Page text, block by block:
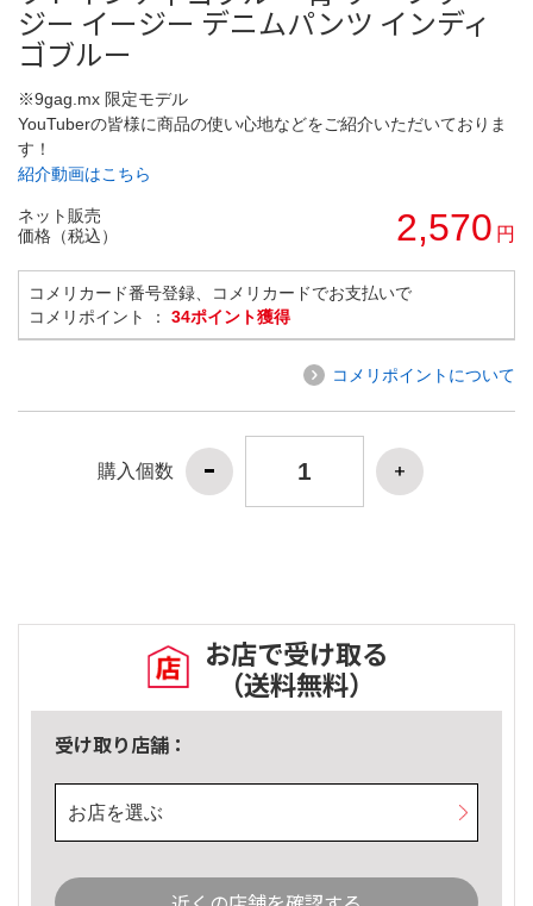
ジー イージー デニムパンツ インディ
ゴブルー
※9gag.mx 限定モデル
YouTuberの皆様に商品の使い心地などをご紹介いただいておりま
す！
紹介動画はこちら
ネット販売
価格（税込）
2,570 円
コメリカード番号登録、コメリカードでお支払いで
コメリポイント ： 34ポイント獲得
コメリポイントについて
購入個数
お店で受け取る
（送料無料）
受け取り店舗：
お店を選ぶ